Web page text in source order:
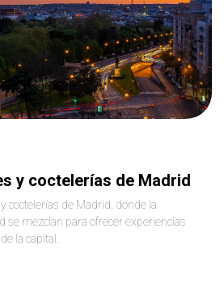
y coctelerías de Madrid
coctelerías de Madrid, donde la
se mezclan para ofrecer experiencias
la capital.